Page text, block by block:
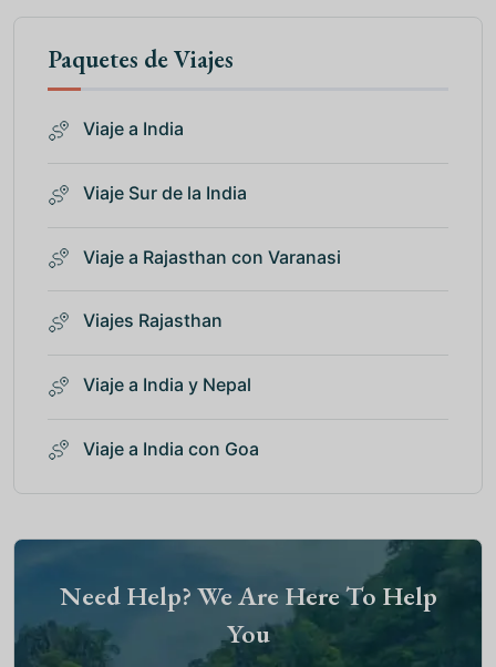
Paquetes de Viajes
Viaje a India
Viaje Sur de la India
Viaje a Rajasthan con Varanasi
Viajes Rajasthan
Viaje a India y Nepal
Viaje a India con Goa
Need Help? We Are Here To Help
You